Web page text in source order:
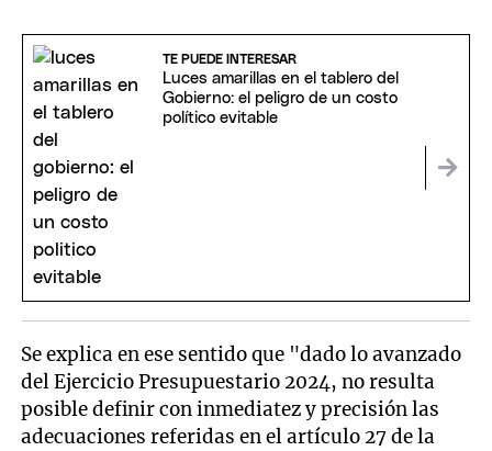
TE PUEDE INTERESAR
Luces amarillas en el tablero del
Gobierno: el peligro de un costo
político evitable
Se explica en ese sentido que "dado lo avanzado
del Ejercicio Presupuestario 2024, no resulta
posible definir con inmediatez y precisión las
adecuaciones referidas en el artículo 27 de la